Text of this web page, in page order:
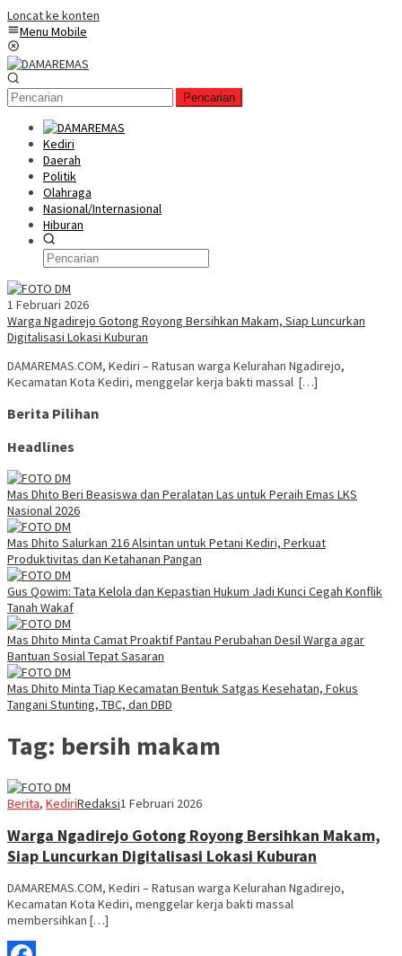
Loncat ke konten
Menu Mobile
Pencarian
Kediri
Daerah
Politik
Olahraga
Nasional/Internasional
Hiburan
1 Februari 2026
Warga Ngadirejo Gotong Royong Bersihkan Makam, Siap Luncurkan
Digitalisasi Lokasi Kuburan
DAMAREMAS.COM, Kediri – Ratusan warga Kelurahan Ngadirejo,
Kecamatan Kota Kediri, menggelar kerja bakti massal […]
Berita Pilihan
Headlines
Mas Dhito Beri Beasiswa dan Peralatan Las untuk Peraih Emas LKS
Nasional 2026
Mas Dhito Salurkan 216 Alsintan untuk Petani Kediri, Perkuat
Produktivitas dan Ketahanan Pangan
Gus Qowim: Tata Kelola dan Kepastian Hukum Jadi Kunci Cegah Konflik
Tanah Wakaf
Mas Dhito Minta Camat Proaktif Pantau Perubahan Desil Warga agar
Bantuan Sosial Tepat Sasaran
Mas Dhito Minta Tiap Kecamatan Bentuk Satgas Kesehatan, Fokus
Tangani Stunting, TBC, dan DBD
Tag: bersih makam
Berita, KediriRedaksi1 Februari 2026
Warga Ngadirejo Gotong Royong Bersihkan Makam,
Siap Luncurkan Digitalisasi Lokasi Kuburan
DAMAREMAS.COM, Kediri – Ratusan warga Kelurahan Ngadirejo,
Kecamatan Kota Kediri, menggelar kerja bakti massal
membersihkan […]